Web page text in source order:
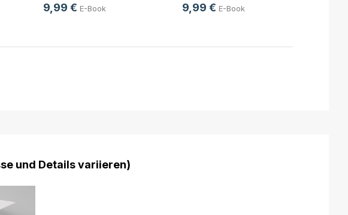
9,99 € E-Book 9,99 € E-Book
und Details variieren)